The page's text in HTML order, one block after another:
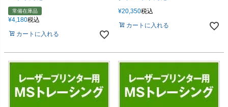
常備在庫品
¥4,180税込
カートに入れる
¥20,350税込
カートに入れる